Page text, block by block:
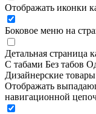
Отображать иконки
Боковое меню на
Детальная страница
С табами Без табов
Дизайнерские товары
Отображать
навигационной